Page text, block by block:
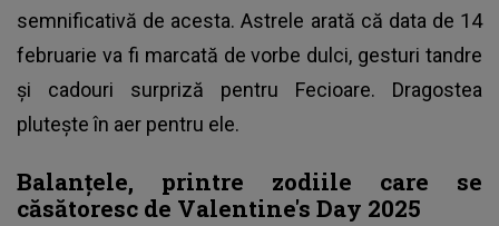
semnificativă de acesta. Astrele arată că data de 14
februarie va fi marcată de vorbe dulci, gesturi tandre
și cadouri surpriză pentru Fecioare. Dragostea
plutește în aer pentru ele.
Balanțele, printre zodiile care se
căsătoresc de Valentine's Day 2025